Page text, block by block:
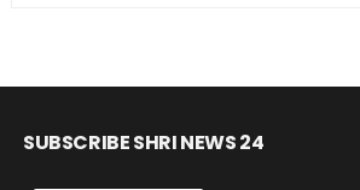
SUBSCRIBE SHRI NEWS 24